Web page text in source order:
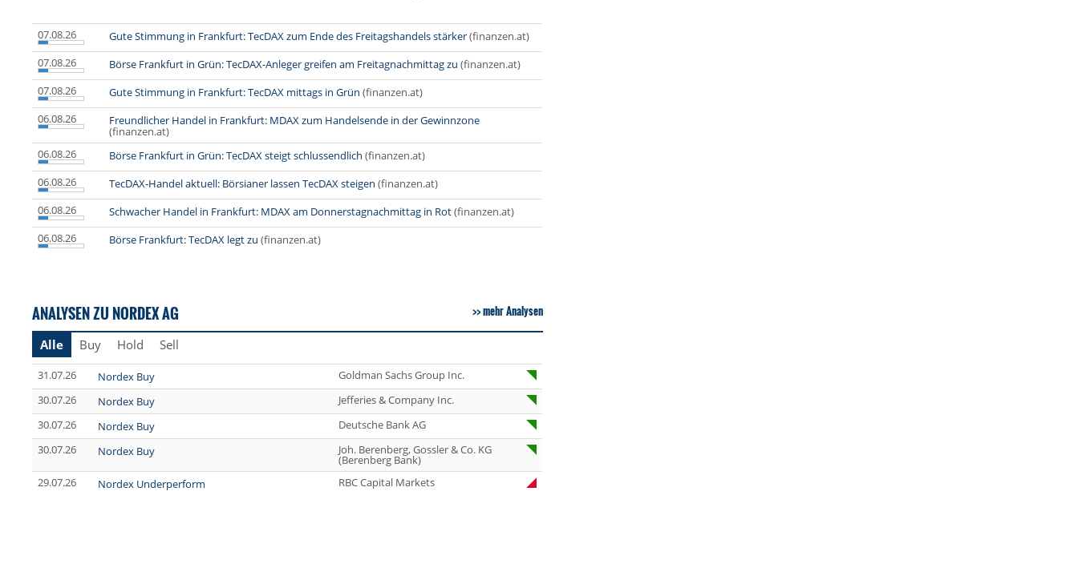
07.08.26 Gute Stimmung in Frankfurt: TecDAX zum Ende des Freitagshandels stärker(finanzen.at)
07.08.26
Börse Frankfurt in Grün: TecDAX-Anleger greifen am Freitagnachmittag zu (finanzen.at)
07.08.26
Gute Stimmung in Frankfurt: TecDAX mittags in Grün (finanzen.at)
06.08.26
Freundlicher Handel in Frankfurt: MDAX zum Handelsende in der Gewinnzone
(finanzen.at)
06.08.26
Börse Frankfurt in Grün: TecDAX steigt schlussendlich (finanzen.at)
06.08.26
TecDAX-Handel aktuell: Börsianer lassen TecDAX steigen (finanzen.at)
06.08.26
Schwacher Handel in Frankfurt: MDAX am Donnerstagnachmittag in Rot(finanzen.at)
06.08.26
Börse Frankfurt: TecDAX legt zu (finanzen.at)
ANALYSEN ZU NORDEX AG mehr Analysen
Alle Buy Hold Sell
31.07.26 Nordex Buy
Goldman Sachs Group Inc.
30.07.26
Nordex Buy
Jefferies & Company Inc.
30.07.26
Nordex Buy
Deutsche Bank AG
30.07.26
Nordex Buy Joh. Berenberg, Gossler & Co. KG
(Berenberg Bank)
29.07.26
Nordex Underperform RBC Capital Markets